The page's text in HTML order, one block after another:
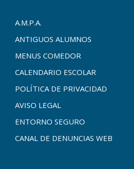
A.M.P.A.
ANTIGUOS ALUMNOS
MENUS COMEDOR
CALENDARIO ESCOLAR
POLÍTICA DE PRIVACIDAD
AVISO LEGAL
ENTORNO SEGURO
CANAL DE DENUNCIAS WEB